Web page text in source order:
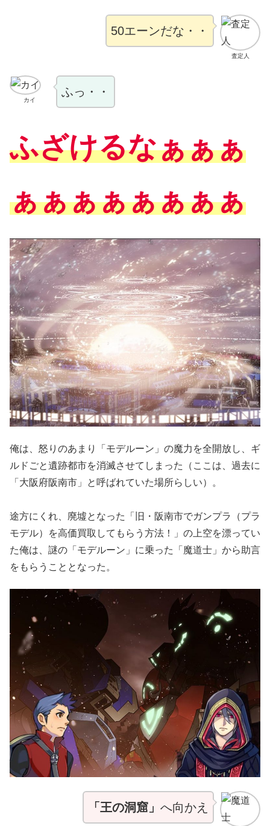
査定人
50エーンだな・・
カイ
ふっ・・
ふざけるなぁぁぁ
ぁぁぁぁぁぁぁぁ
俺は、怒りのあまり「モデルーン」の魔力を全開放し、ギ
ルドごと遺跡都市を消滅させてしまった（ここは、過去に
「大阪府阪南市」と呼ばれていた場所らしい）。
途方にくれ、廃墟となった「旧・阪南市でガンプラ（プラ
モデル）を高価買取してもらう方法！」の上空を漂ってい
た俺は、謎の「モデルーン」に乗った「魔道士」から助言
をもらうこととなった。
「王の洞窟」へ向かえ